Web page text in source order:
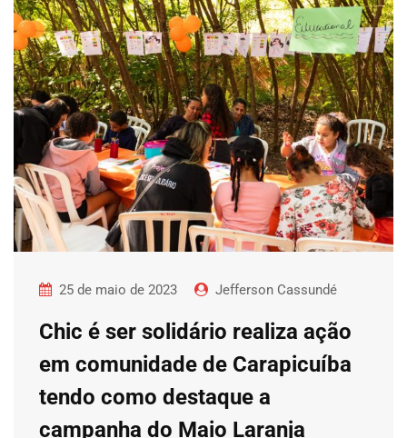
25 de maio de 2023 Jefferson Cassundé
Chic é ser solidário realiza ação
em comunidade de Carapicuíba
tendo como destaque a
campanha do Maio Laranja